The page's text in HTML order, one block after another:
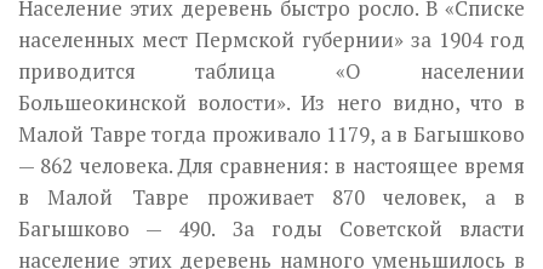
Население этих деревень быстро росло. В «Списке
населенных мест Пермской губернии» за 1904 год
приводится таблица «О населении
Большеокинской волости». Из него видно, что в
Малой Тавре тогда прожива­ло 1179, а в Багышково
— 862 человека. Для сравнения: в настоящее время
в Малой Тавре проживает 870 человек, а в
Багышково — 490. За годы Советской власти
население этих деревень намного уменьшилось в